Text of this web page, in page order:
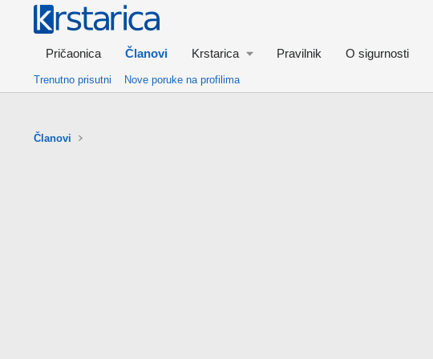
Pričaonica Članovi Krstarica Pravilnik O sigurnosti
Trenutno prisutni Nove poruke na profilima
Članovi